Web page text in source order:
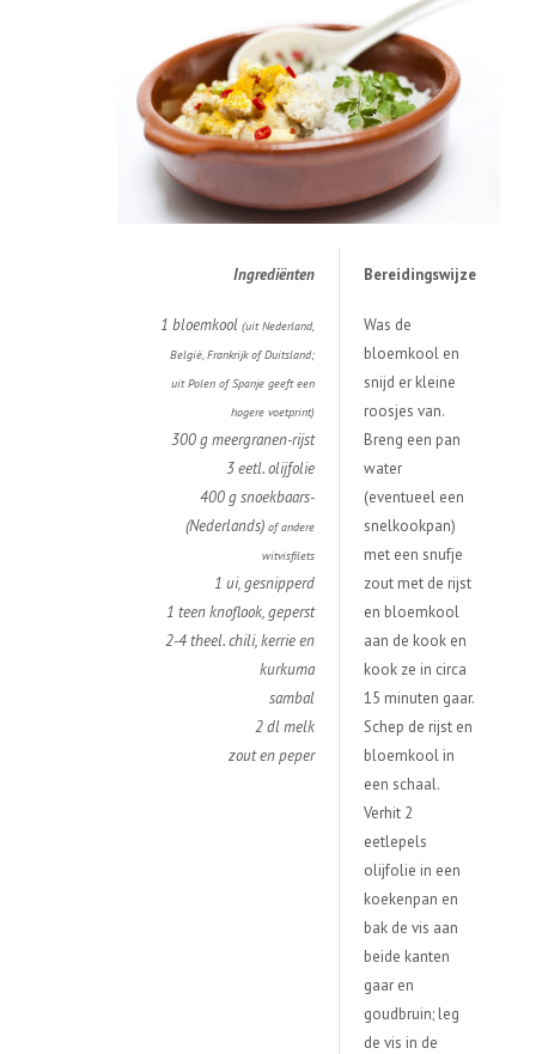
Ingrediënten Bereidingswijze
1 bloemkool (uit Nederland,
België, Frankrijk of Duitsland;
uit Polen of Spanje geeft een
hogere voetprint)
300 g meergranen-rijst
3 eetl. olijfolie
400 g snoekbaars-
(Nederlands) of andere
witvisfilets
1 ui, gesnipperd
1 teen knoflook, geperst
2-4 theel. chili, kerrie en
kurkuma
sambal
2 dl melk
zout en peper
Was de
bloemkool en
snijd er kleine
roosjes van.
Breng een pan
water
(eventueel een
snelkookpan)
met een snufje
zout met de rijst
en bloemkool
aan de kook en
kook ze in circa
15 minuten gaar.
Schep de rijst en
bloemkool in
een schaal.
Verhit 2
eetlepels
olijfolie in een
koekenpan en
bak de vis aan
beide kanten
gaar en
goudbruin; leg
de vis in de